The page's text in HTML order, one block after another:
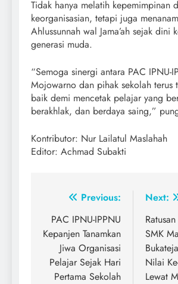
Tidak hanya melatih kepemimpinan
keorganisasian, tetapi juga
Ahlussunnah wal Jama’ah sejak dini
generasi muda.
“Semoga sinergi antara PAC IPNU-
Mojowarno dan pihak sekolah terus
baik demi mencetak pelajar yang
berakhlak, dan berdaya saing,”
Kontributor: Nur Lailatul Maslahah
Editor: Achmad Subakti
Post
navigation
Previous:
PAC IPNU-IPPNU
Kepanjen Tanamkan
Jiwa Organisasi
Pelajar Sejak Hari
Pertama Sekolah
Next:
SMK
Nilai
Lewat